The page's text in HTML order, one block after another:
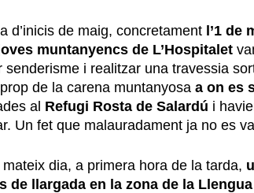
d’inicis de maig, concretament l’1 de
muntanyencs de L’Hospitalet
senderisme i realitzar una travessia
de la carena muntanyosa a on es
al Refugi Rosta de Salardú i
Un fet que malauradament ja no es
dia, a primera hora de la tarda,
de llargada en la zona de la